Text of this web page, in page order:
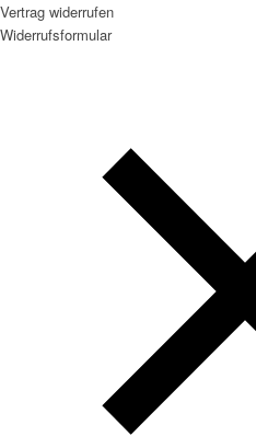
Vertrag widerrufen
Widerrufsformular